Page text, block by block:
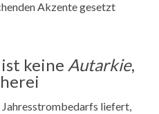
Akzente gesetzt
keine Autarkie,
Jahresstrombedarfs liefert,